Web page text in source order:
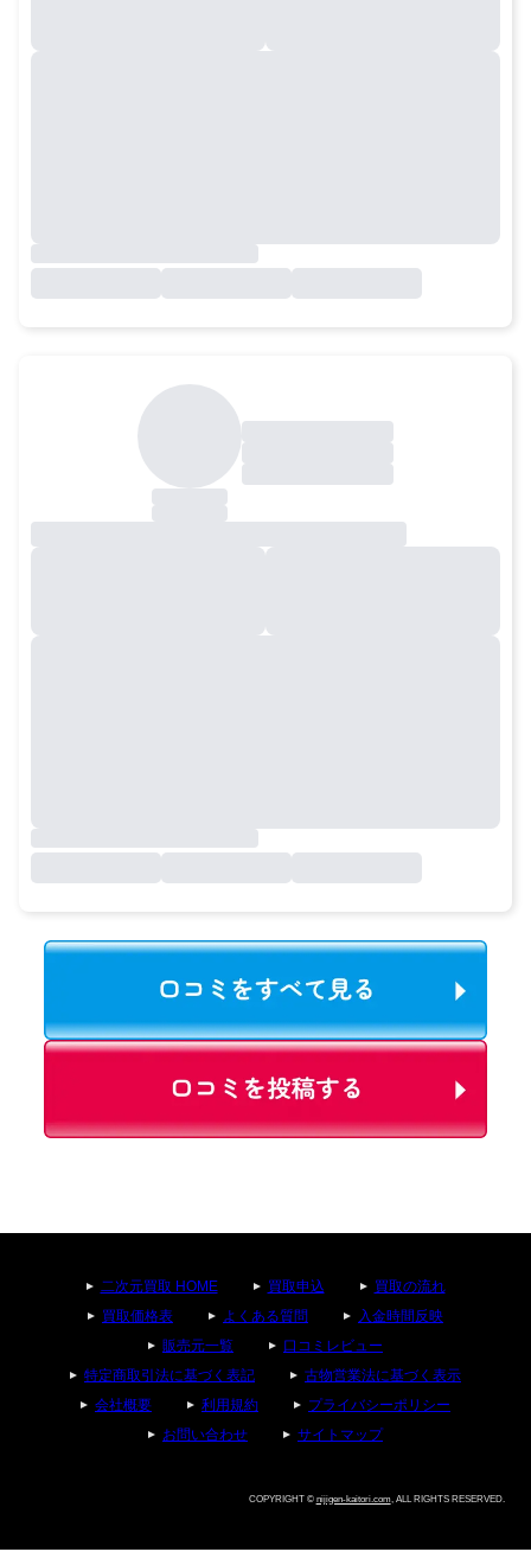
二次元買取 HOME 買取申込
買取の流れ
買取価格表
よくある質問
入金時間反映
販売元一覧
口コミレビュー
特定商取引法に基づく表記
古物営業法に基づく表示
会社概要
利用規約
プライバシーポリシー
お問い合わせ
サイトマップ
COPYRIGHT © nijigen-kaitori.com, ALL RIGHTS RESERVED.